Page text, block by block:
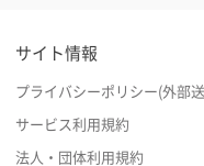
サイト情報
プライバシーポリシー(外部
サービス利用規約
法人・団体利用規約